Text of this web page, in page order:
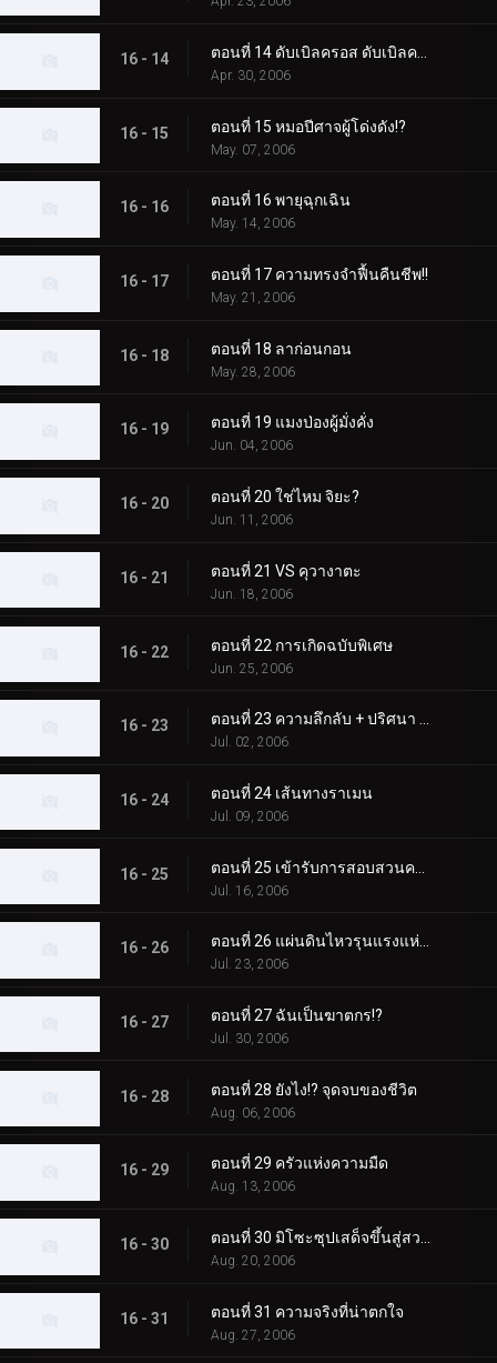
16 - 14
Apr. 30, 2006
16 - 15 ตอนที่ 15 หมอปีศาจผู้โด่งดัง!?
May. 07, 2006
16 - 16 ตอนที่ 16 พายุฉุกเฉิน
May. 14, 2006
16 - 17 ตอนที่ 17 ความทรงจำฟื้นคืนชีพ!!
May. 21, 2006
16 - 18 ตอนที่ 18 ลาก่อนกอน
May. 28, 2006
16 - 19 ตอนที่ 19 แมงป่องผู้มั่งคั่ง
Jun. 04, 2006
16 - 20 ตอนที่ 20 ใช่ไหม จิยะ?
Jun. 11, 2006
16 - 21 ตอนที่ 21 VS คุวางาตะ
Jun. 18, 2006
16 - 22 ตอนที่ 22 การเกิดฉบับพิเศษ
Jun. 25, 2006
16 - 23 ตอนที่ 23 ความลึกลับ + ปริศนา = X
Jul. 02, 2006
16 - 24 ตอนที่ 24 เส้นทางราเมน
Jul. 09, 2006
16 - 25
Jul. 16, 2006
16 - 26 ตอนที่ 26 แผ่นดินไหวรุนแรงแห่งความรัก
Jul. 23, 2006
16 - 27 ตอนที่ 27 ฉันเป็นฆาตกร!?
Jul. 30, 2006
16 - 28 ตอนที่ 28 ยังไง!? จุดจบของชีวิต
Aug. 06, 2006
16 - 29 ตอนที่ 29 ครัวแห่งความมืด
Aug. 13, 2006
16 - 30
Aug. 20, 2006
16 - 31 ตอนที่ 31 ความจริงที่น่าตกใจ
Aug. 27, 2006